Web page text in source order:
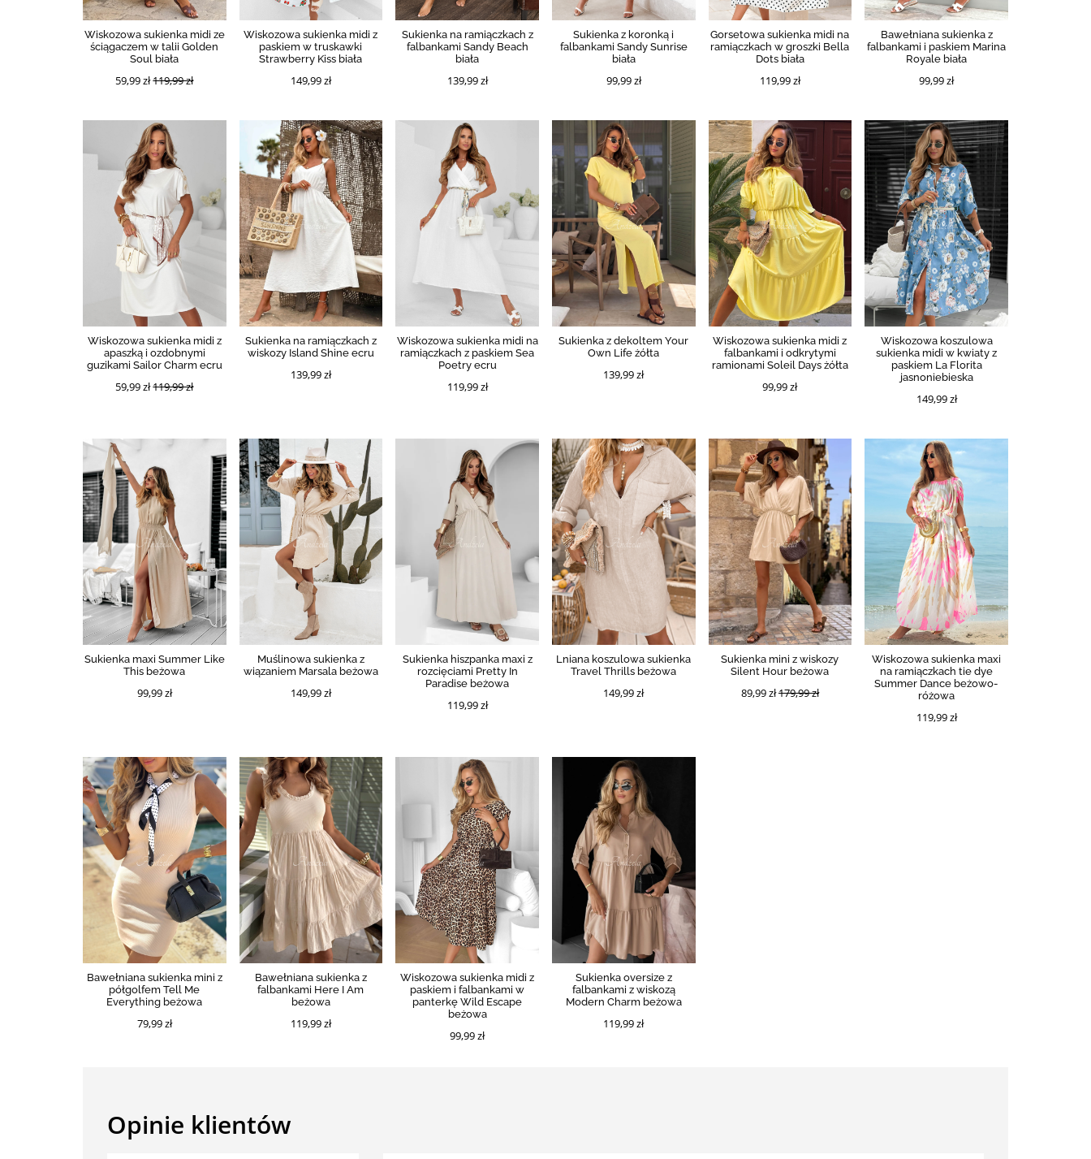
Wiskozowa sukienka midi ze
ściągaczem w talii Golden
Soul biała
59,99 zł119,99 zł
Wiskozowa sukienka midi z
paskiem w truskawki
Strawberry Kiss biała
149,99 zł
Sukienka na ramiączkach z
falbankami Sandy Beach
biała
139,99 zł
Sukienka z koronką i
falbankami Sandy Sunrise
biała
99,99 zł
Gorsetowa sukienka midi na
ramiączkach w groszki Bella
Dots biała
119,99 zł
Bawełniana sukienka z
falbankami i paskiem Marina
Royale biała
99,99 zł
Wiskozowa sukienka midi z
apaszką i ozdobnymi
guzikami Sailor Charm ecru
59,99 zł119,99 zł
Sukienka na ramiączkach z
wiskozy Island Shine ecru
139,99 zł
Wiskozowa sukienka midi na
ramiączkach z paskiem Sea
Poetry ecru
119,99 zł
Sukienka z dekoltem Your
Own Life żółta
139,99 zł
Wiskozowa sukienka midi z
falbankami i odkrytymi
ramionami Soleil Days żółta
99,99 zł
Wiskozowa koszulowa
sukienka midi w kwiaty z
paskiem La Florita
jasnoniebieska
149,99 zł
Sukienka maxi Summer Like
This beżowa
99,99 zł
Muślinowa sukienka z
wiązaniem Marsala beżowa
149,99 zł
Sukienka hiszpanka maxi z
rozcięciami Pretty In
Paradise beżowa
119,99 zł
Lniana koszulowa sukienka
Travel Thrills beżowa
149,99 zł
Sukienka mini z wiskozy
Silent Hour beżowa
89,99 zł179,99 zł
Wiskozowa sukienka maxi
na ramiączkach tie dye
Summer Dance beżowo-
różowa
119,99 zł
Bawełniana sukienka mini z
półgolfem Tell Me
Everything beżowa
79,99 zł
Bawełniana sukienka z
falbankami Here I Am
beżowa
119,99 zł
Wiskozowa sukienka midi z
paskiem i falbankami w
panterkę Wild Escape
beżowa
99,99 zł
Sukienka oversize z
falbankami z wiskozą
Modern Charm beżowa
119,99 zł
Opinie klientów